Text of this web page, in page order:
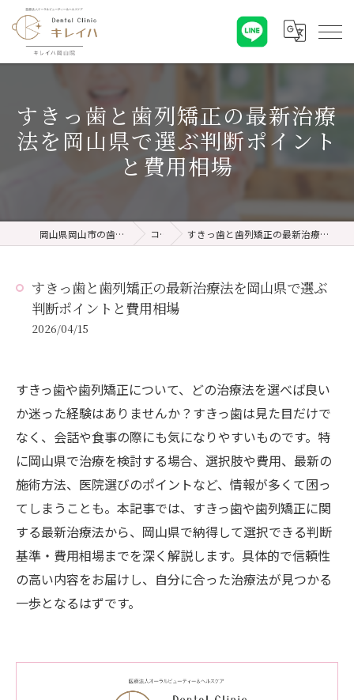
すきっ歯と歯列矯正の最新治療
法を岡山県で選ぶ判断ポイント
と費用相場
岡山県岡山市の歯医者ならキレイハ岡山院 コラム すきっ歯と歯列矯正の最新治療法を岡山県で選ぶ判断ポイントと費用相場
すきっ歯と歯列矯正の最新治療法を岡山県で選ぶ
判断ポイントと費用相場
2026/04/15
すきっ歯や歯列矯正について、どの治療法を選べば良い
か迷った経験はありませんか？すきっ歯は見た目だけで
なく、会話や食事の際にも気になりやすいものです。特
に岡山県で治療を検討する場合、選択肢や費用、最新の
施術方法、医院選びのポイントなど、情報が多くて困っ
てしまうことも。本記事では、すきっ歯や歯列矯正に関
する最新治療法から、岡山県で納得して選択できる判断
基準・費用相場までを深く解説します。具体的で信頼性
の高い内容をお届けし、自分に合った治療法が見つかる
一歩となるはずです。